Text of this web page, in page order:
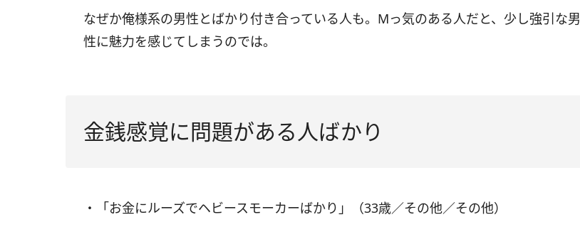
なぜか俺様系の男性とばかり付き合っている人も。Mっ気のある人だと、少し強引な男
性に魅力を感じてしまうのでは。
金銭感覚に問題がある人ばかり
・「お金にルーズでヘビースモーカーばかり」（33歳／その他／その他）